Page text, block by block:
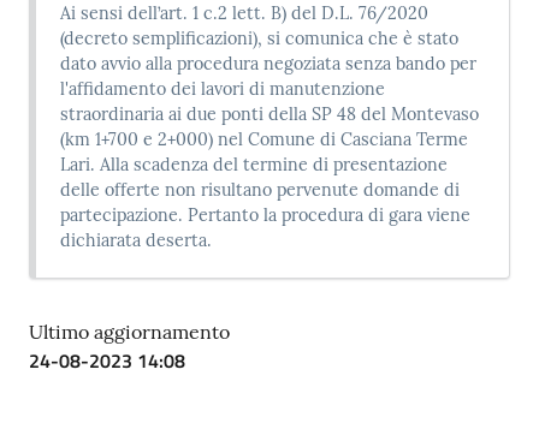
Ai sensi dell’art. 1 c.2 lett. B) del D.L. 76/2020
(decreto semplificazioni), si comunica che è stato
dato avvio alla procedura negoziata senza bando per
l'affidamento dei lavori di manutenzione
straordinaria ai due ponti della SP 48 del Montevaso
(km 1+700 e 2+000) nel Comune di Casciana Terme
Lari. Alla scadenza del termine di presentazione
delle offerte non risultano pervenute domande di
partecipazione. Pertanto la procedura di gara viene
dichiarata deserta.
Ultimo aggiornamento
24-08-2023 14:08